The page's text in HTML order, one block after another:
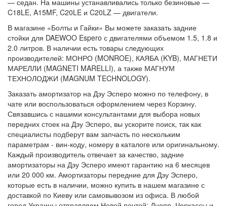
— седан. На машины устанавливались только безиновые —
C18LE, A15MF, C20LE и C20LZ — двигатели.
В магазине «Болты и Гайки» Вы можете заказать задние
стойки для DAEWOO Espero с двигателями объемом 1.5, 1.8 и
2.0 литров. В наличии есть товары следующих
производителей: МОНРО (MONROE), КАЯБА (KYB), МАГНЕТИ
МАРЕЛЛИ (MAGNETI MARELLI), а также МАГНУМ
ТЕХНОЛОДЖИ (MAGNUM TECHNOLOGY).
Заказать амортизатор на Дэу Эсперо можно по телефону, в
чате или воспользоваться оформлением через Корзину.
Связавшись с нашими консультантами для выбора новых
передних стоек на Дэу Эсперо, вы ускорите поиск, так как
специалисты подберут вам запчасть по нескольким
параметрам - вин-коду, номеру в каталоге или оригинальному.
Каждый производитель отвечает за качество, задние
амортизаторы на Дэу Эсперо имеют гарантию на 6 месяцев
или 20 000 км. Амортизаторы передние для Дэу Эсперо,
которые есть в наличии, можно купить в нашем магазине с
доставкой по Киеву или самовывозом из офиса. В любой